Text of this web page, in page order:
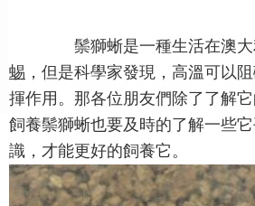
鬃獅蜥是一種生活在澳大
蜴 ，但是科學家發現，高溫可以
揮作用。那各位朋友們除了了解它
飼養鬃獅蜥也要及時的了解一些
識，才能更好的飼養它。